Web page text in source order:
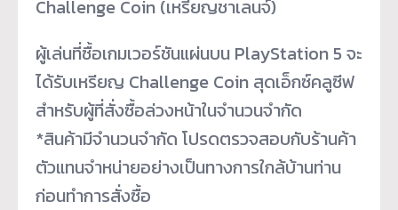
Challenge Coin (เหรียญชาเลนจ์)
ผู้เล่นที่ซื้อเกมเวอร์ชันแผ่นบน PlayStation 5 จะ
ได้รับเหรียญ Challenge Coin สุดเอ็กซ์คลูซีฟ
สำหรับผู้ที่สั่งซื้อล่วงหน้าในจำนวนจำกัด
*สินค้ามีจำนวนจำกัด โปรดตรวจสอบกับร้านค้า
ตัวแทนจำหน่ายอย่างเป็นทางการใกล้บ้านท่าน
ก่อนทำการสั่งซื้อ